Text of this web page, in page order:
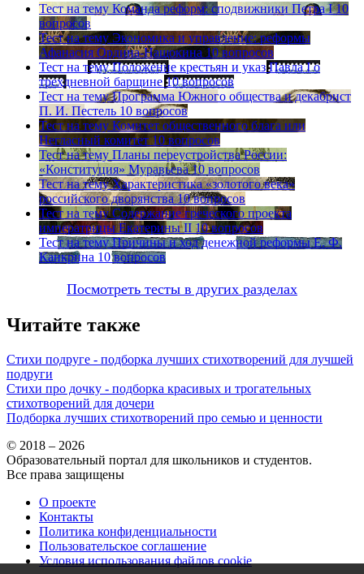
Тест на тему Команда реформ: сподвижники Петра I 10
вопросов
Тест на тему Экономика и управление: реформы
Афанасия Ордина-Нащокина 10 вопросов
Тест на тему Положение крестьян и указ Павла I о
трехдневной барщине 10 вопросов
Тест на тему Программа Южного общества и декабрист
П. И. Пестель 10 вопросов
Тест на тему Комитет общественного блага или
Негласный комитет 10 вопросов
Тест на тему Планы переустройства России:
«Конституция» Муравьева 10 вопросов
Тест на тему Характеристика «золотого века»
российского дворянства 10 вопросов
Тест на тему Содержание греческого проекта
императрицы Екатерины II 10 вопросов
Тест на тему Причины и ход денежной реформы Е. Ф.
Канкрина 10 вопросов
Посмотреть тесты в других разделах
Читайте также
Стихи подруге - подборка лучших стихотворений для лучшей
подруги
Стихи про дочку - подборка красивых и трогательных
стихотворений для дочери
Подборка лучших стихотворений про семью и ценности
© 2018 – 2026
Образовательный портал для школьников и студентов.
Все права защищены
О проекте
Контакты
Политика конфиденциальности
Пользовательское соглашение
Условия использования файлов cookie